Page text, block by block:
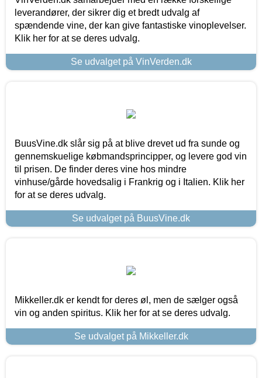
leverandører, der sikrer dig et bredt udvalg af
spændende vine, der kan give fantastiske vinoplevelser.
Klik her for at se deres udvalg.
Se udvalget på VinVerden.dk
BuusVine.dk slår sig på at blive drevet ud fra sunde og
gennemskuelige købmandsprincipper, og levere god vin
til prisen. De finder deres vine hos mindre
vinhuse/gårde hovedsalig i Frankrig og i Italien. Klik her
for at se deres udvalg.
Se udvalget på BuusVine.dk
Mikkeller.dk er kendt for deres øl, men de sælger også
vin og anden spiritus. Klik her for at se deres udvalg.
Se udvalget på Mikkeller.dk